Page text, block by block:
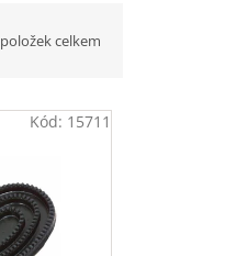
položek celkem
Kód: 15711